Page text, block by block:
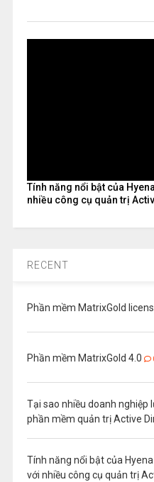
Tính năng nổi bật của
nhiều công cụ quản trị
RECENT
Phần mềm MatrixGold
Phần mềm MatrixGold 4.0
Tại sao nhiều doanh nghiệp
phần mềm quản trị Active
Tính năng nổi bật của
với nhiều công cụ quản trị